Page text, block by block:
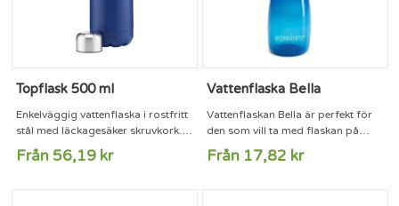
Topflask 500 ml
Enkelväggig vattenflaska i rostfritt
stål med läckagesäker skruvkork.
Tål inte diskmaskin. Volym 750 ml.
Från 56,19 kr
Vattenflaska Bella
Vattenflaskan Bella är perfekt för
den som vill ta med flaskan på
promenaden, löpturen eller på
cykeln. Tack vare den smala midjan
Från 17,82 kr